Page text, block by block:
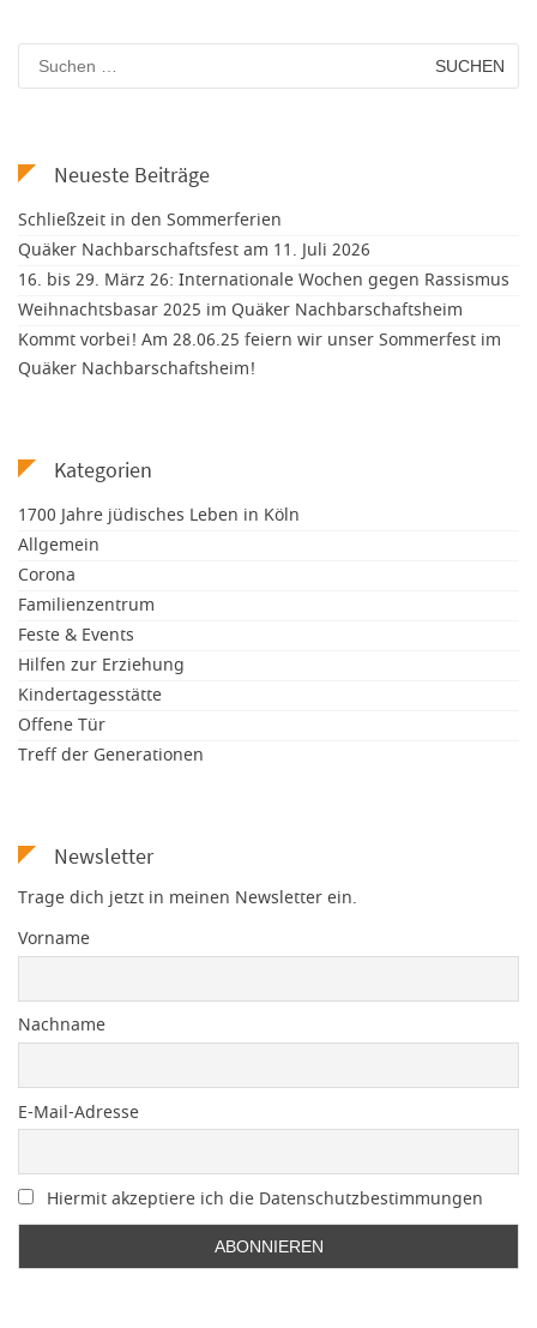
Suchen
nach:
Neueste Beiträge
Schließzeit in den Sommerferien
Quäker Nachbarschaftsfest am 11. Juli 2026
16. bis 29. März 26: Internationale Wochen gegen Rassismus
Weihnachtsbasar 2025 im Quäker Nachbarschaftsheim
Kommt vorbei! Am 28.06.25 feiern wir unser Sommerfest im
Quäker Nachbarschaftsheim!
Kategorien
1700 Jahre jüdisches Leben in Köln
Allgemein
Corona
Familienzentrum
Feste & Events
Hilfen zur Erziehung
Kindertagesstätte
Offene Tür
Treff der Generationen
Newsletter
Trage dich jetzt in meinen Newsletter ein.
Vorname
Nachname
E-Mail-Adresse
Hiermit akzeptiere ich die Datenschutzbestimmungen